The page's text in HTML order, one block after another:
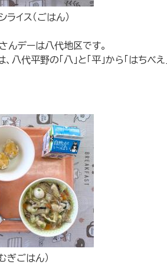
ライス（ごはん）
んデーは八代地区です。
八代平野の「八」と「平」から「はちべ
ぎごはん）